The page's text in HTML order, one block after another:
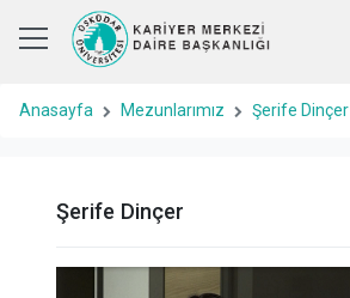
Anasayfa Mezunlarımız Şerife Dinçer
Şerife Dinçer